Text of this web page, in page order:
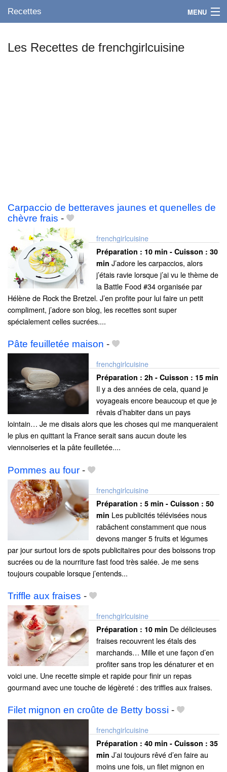
Recettes MENU
Les Recettes de frenchgirlcuisine
Carpaccio de betteraves jaunes et quenelles de
chèvre frais -
frenchgirlcuisine
Préparation : 10 min - Cuisson : 30
min J’adore les carpaccios, alors
j’étais ravie lorsque j’ai vu le thème de
la Battle Food #34 organisée par
Hélène de Rock the Bretzel. J’en profite pour lui faire un petit
compliment, j’adore son blog, les recettes sont super
spécialement celles sucrées....
Pâte feuilletée maison -
frenchgirlcuisine
Préparation : 2h - Cuisson : 15 min
Il y a des années de cela, quand je
voyageais encore beaucoup et que je
rêvais d’habiter dans un pays
lointain… Je me disais alors que les choses qui me manqueraient
le plus en quittant la France serait sans aucun doute les
viennoiseries et la pâte feuilletée....
Pommes au four -
frenchgirlcuisine
Préparation : 5 min - Cuisson : 50
min Les publicités télévisées nous
rabâchent constamment que nous
devons manger 5 fruits et légumes
par jour surtout lors de spots publicitaires pour des boissons trop
sucrées ou de la nourriture fast food très salée. Je me sens
toujours coupable lorsque j’entends...
Triffle aux fraises -
frenchgirlcuisine
Préparation : 10 min De délicieuses
fraises recouvrent les étals des
marchands… Mille et une façon d’en
profiter sans trop les dénaturer et en
voici une. Une recette simple et rapide pour finir un repas
gourmand avec une touche de légèreté : des triffles aux fraises.
Filet mignon en croûte de Betty bossi -
frenchgirlcuisine
Préparation : 40 min - Cuisson : 35
min J’ai toujours rêvé d’en faire au
moins une fois, un filet mignon en